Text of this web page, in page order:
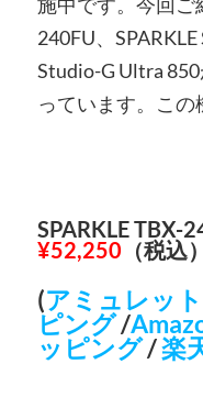
240FU、
Studio-G Ultra
っています。この
SPARKLE
¥52,250 （税込）
(アミュレッ
ピング/
ッピング/楽